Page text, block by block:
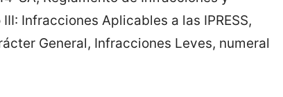
Infracciones Aplicables a las IPRESS,
General, Infracciones Leves, numeral